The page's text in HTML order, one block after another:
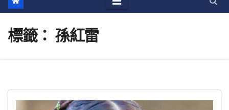
標籤： 孫紅雷